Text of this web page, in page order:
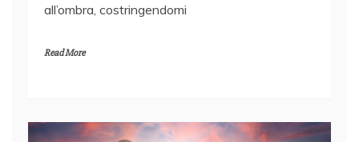
all’ombra, costringendomi
Read More